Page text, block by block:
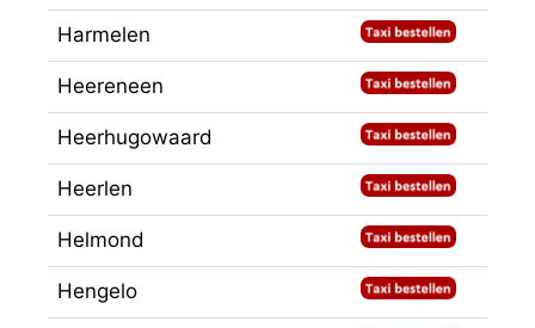
Harmelen
Heereneen
Heerhugowaard
Heerlen
Helmond
Hengelo